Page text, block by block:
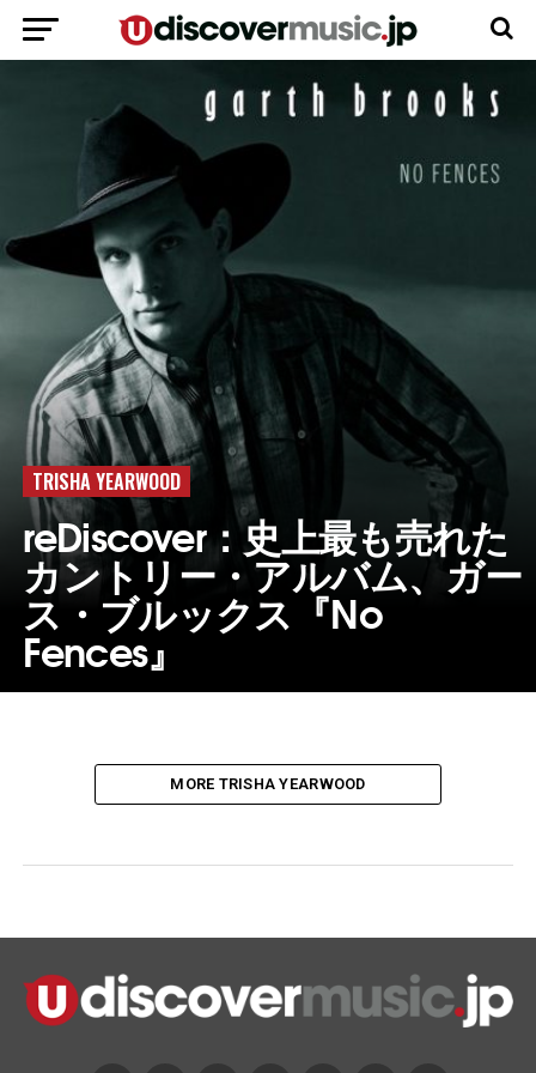
TRISHA YEARWOOD
reDiscover：史上最も売れた
カントリー・アルバム、ガー
ス・ブルックス『No
Fences』
MORE TRISHA YEARWOOD